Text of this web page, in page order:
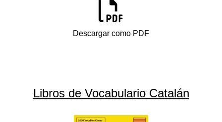
Descargar como PDF
Libros de Vocabulario Catalán